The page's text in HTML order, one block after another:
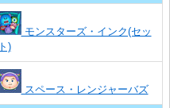
モンスターズ・インク(セッ
ト)
スペース・レンジャーバズ